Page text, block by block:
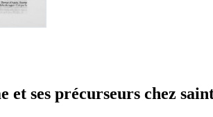
et ses précurseurs chez